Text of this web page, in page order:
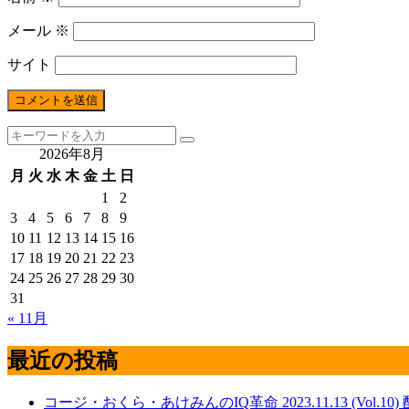
メール ※
サイト
2026年8月
月 火 水 木 金 土 日
1
2
3
4 5 6 7 8
9
10 11 12 13 14 15 16
17 18 19 20 21 22 23
24 25 26 27 28 29 30
31
« 11月
最近の投稿
コージ・おくら・あけみんのIQ革命 2023.11.13 (Vol.10)